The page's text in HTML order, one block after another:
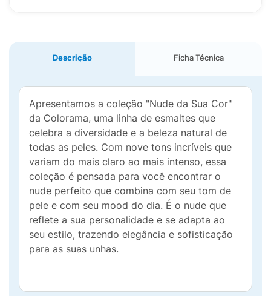
Descrição Ficha Técnica
Apresentamos a coleção "Nude da Sua Cor"
da Colorama, uma linha de esmaltes que
celebra a diversidade e a beleza natural de
todas as peles. Com nove tons incríveis que
variam do mais claro ao mais intenso, essa
coleção é pensada para você encontrar o
nude perfeito que combina com seu tom de
pele e com seu mood do dia. É o nude que
reflete a sua personalidade e se adapta ao
seu estilo, trazendo elegância e sofisticação
para as suas unhas.